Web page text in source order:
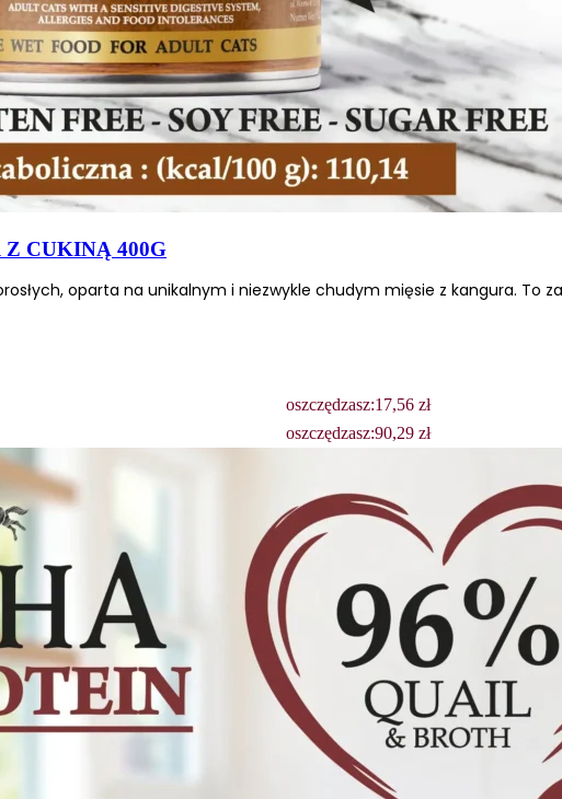
CUKINĄ 400G
oparta na unikalnym i niezwykle chudym mięsie z kangura. To
oszczędzasz:17,56zł
oszczędzasz:90,29zł
spersonalizowania treści i reklam, aby oferować funkcje społecznościowe i analizować
z naszej witryny, udostępniamy partnerom społecznościowym, reklamowym i
z innymi danymi otrzymanymi od Ciebie lub uzyskanymi podczas korzystania z
żadnych danych umożliwiających identyfikację osoby.
umożliwiają stronie zapamiętanie informacji, które zmieniają wygląd lub
którym znajduje się użytkownik.
właścicielem stron internetowych zrozumieć, w jaki sposób różni użytkownicy
informacje.
są w celu śledzenia użytkowników na stronach internetowych. Celem jest
użytkowników i tym samym bardziej cenne dla wydawców i reklamodawców
pliki, które są w procesie klasyfikowania, wraz z dostawcami poszczególnych ciasteczek.